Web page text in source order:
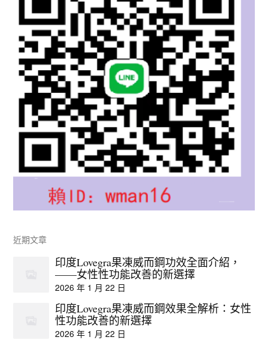
近期文章
印度Lovegra果凍威而鋼功效全面介紹，
——女性性功能改善的新選擇
2026 年 1 月 22 日
印度Lovegra果凍威而鋼效果全解析：女性
性功能改善的新選擇
2026 年 1 月 22 日